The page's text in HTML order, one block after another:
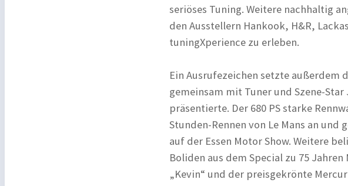
seriöses Tuning. Weitere nachhaltig
den Ausstellern Hankook, H&R,
tuningXperience zu erleben.
Ein Ausrufezeichen setzte außerdem
gemeinsam mit Tuner und Szene-
präsentierte. Der 680 PS starke
Stunden-Rennen von Le Mans an
auf der Essen Motor Show. Weitere
Boliden aus dem Special zu 75
„Kevin“ und der preisgekrönte